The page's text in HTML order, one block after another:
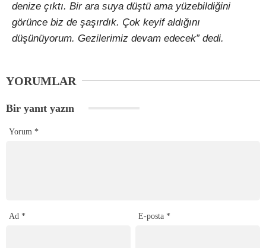
denize çıktı. Bir ara suya düştü ama yüzebildiğini
görünce biz de şaşırdık. Çok keyif aldığını
düşünüyorum. Gezilerimiz devam edecek” dedi.
YORUMLAR
Bir yanıt yazın
Yorum *
Ad * E-posta *